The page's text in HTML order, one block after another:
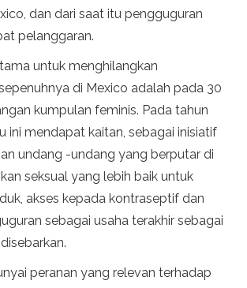
dan dari saat itu pengguguran
pelanggaran.
untuk menghilangkan
di Mexico adalah pada 30
kumpulan feminis. Pada tahun
ini mendapat kaitan, sebagai inisiatif
undang -undang yang berputar di
seksual yang lebih baik untuk
akses kepada kontraseptif dan
sebagai usaha terakhir sebagai
peranan yang relevan terhadap